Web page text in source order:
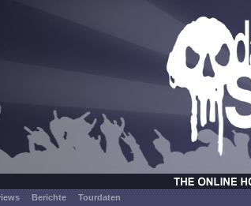
Berichte
Tourdaten